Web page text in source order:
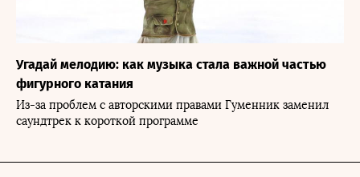
Угадай мелодию: как музыка стала важной частью
фигурного катания
Из-за проблем с авторскими правами Гуменник заменил
саундтрек к короткой программе